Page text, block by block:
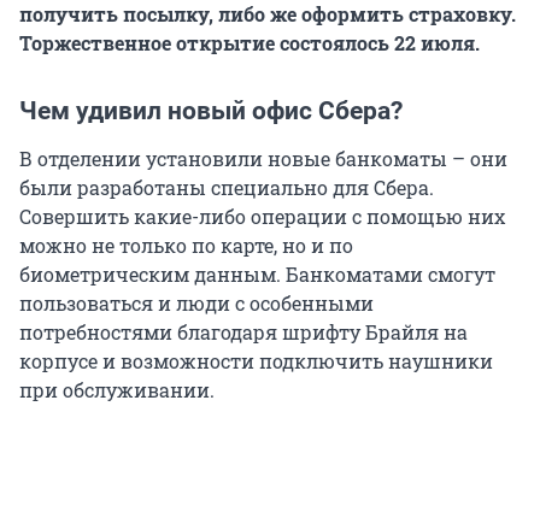
получить посылку, либо же оформить страховку.
Торжественное открытие состоялось 22 июля.
Чем удивил новый офис Сбера?
В отделении установили новые банкоматы – они
были разработаны специально для Сбера.
Совершить какие-либо операции с помощью них
можно не только по карте, но и по
биометрическим данным. Банкоматами смогут
пользоваться и люди с особенными
потребностями благодаря шрифту Брайля на
корпусе и возможности подключить наушники
при обслуживании.